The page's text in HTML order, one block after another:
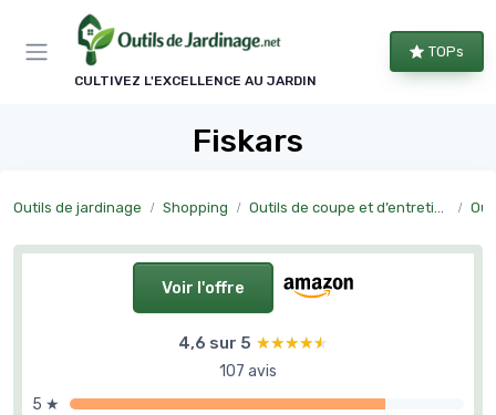
CULTIVEZ L'EXCELLENCE AU JARDIN
TOPs
Fiskars
Outils de jardinage Shopping Outils de coupe et d’entretien manuel
Voir l'offre
4,6 sur 5 ★★★★★
★★★★★
107 avis
5 ★
Panneau de gestion des cookies